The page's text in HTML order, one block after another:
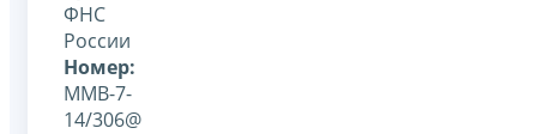
ФНС
России
Номер:
ММВ-7-
14/306@